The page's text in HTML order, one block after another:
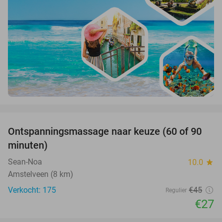
40%
Ontspanningsmassage naar keuze (60 of 90
minuten)
Sean-Noa 10.0 star
Amstelveen (8 km)
Verkocht: 175
Regulier €45
€27